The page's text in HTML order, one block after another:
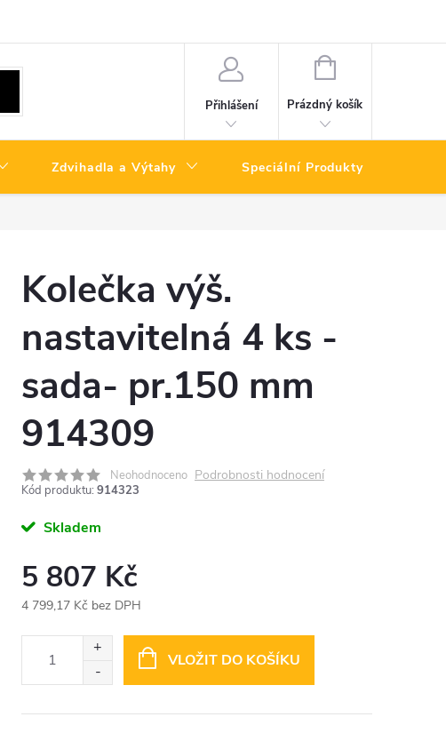
Přihlášení
NÁKUPNÍ
Prázdný košík
Zdvihadla a Výtahy Speciální Produkty
Kolečka výš.
nastavitelná 4 ks -
sada- pr.150 mm
914309
Neohodnoceno Podrobnosti hodnocení
Kód produktu: 914323
Skladem
5 807 Kč
4 799,17 Kč bez DPH
VLOŽIT DO KOŠÍKU